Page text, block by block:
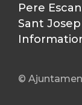
Pere
Sant Josep
©